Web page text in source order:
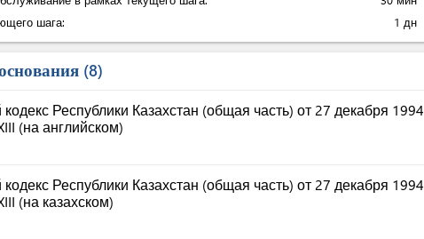
шага:
1 дн
8
кодекс Республики Казахстан (общая часть) от 27 декабря 1994
(на английском)
кодекс Республики Казахстан (общая часть) от 27 декабря 1994
(на казахском)